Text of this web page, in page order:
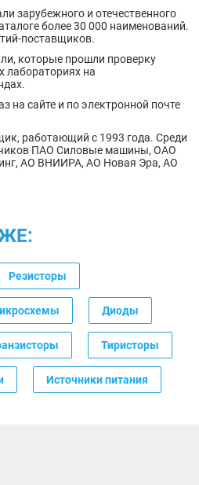
зарубежного и отечественного
более 30 000 наименований.
поставщиков.
которые прошли проверку
лабораториях на
на сайте и по электронной почте
работающий с 1993 года. Среди
ПАО Силовые машины, ОАО
АО ВНИИРА, АО Новая Эра, АО
Резисторы
Диоды
Тиристоры
Источники питания